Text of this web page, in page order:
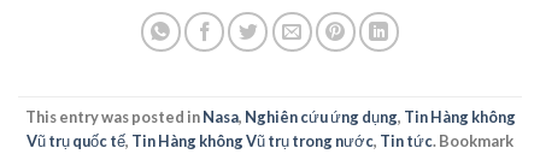
This entry was posted inNasa, Nghiên cứu ứng dụng, Tin Hàng không
Vũ trụ quốc tế, Tin Hàng không Vũ trụ trong nước, Tin tức. Bookmark